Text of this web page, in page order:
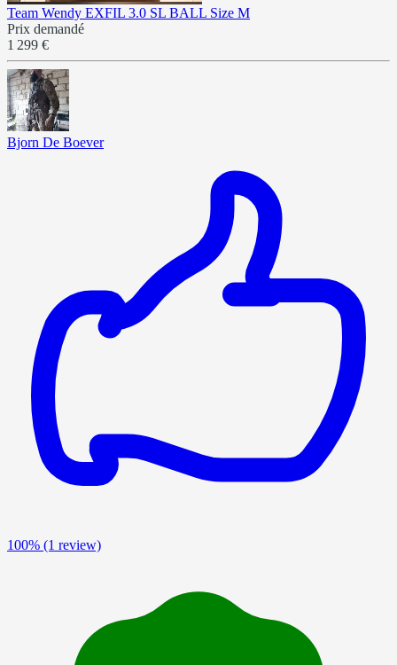
Team Wendy EXFIL 3.0 SL BALL Size M
Prix demandé
1 299 €
Bjorn De Boever
100% (1 review)